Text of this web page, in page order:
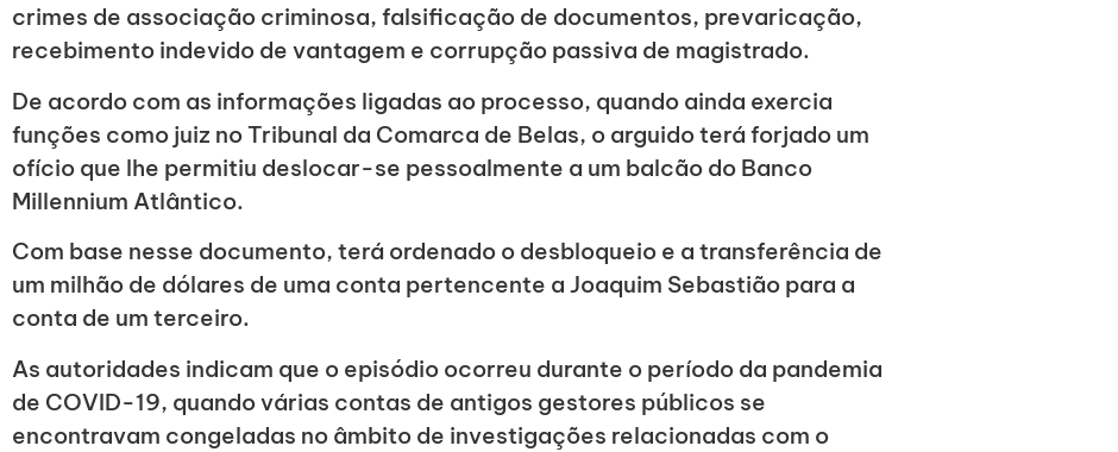
crimes de associação criminosa, falsificação de documentos, prevaricação,
recebimento indevido de vantagem e corrupção passiva de magistrado.
De acordo com as informações ligadas ao processo, quando ainda exercia
funções como juiz no Tribunal da Comarca de Belas, o arguido terá forjado um
ofício que lhe permitiu deslocar-se pessoalmente a um balcão do Banco
Millennium Atlântico.
Com base nesse documento, terá ordenado o desbloqueio e a transferência de
um milhão de dólares de uma conta pertencente a Joaquim Sebastião para a
conta de um terceiro.
As autoridades indicam que o episódio ocorreu durante o período da pandemia
de COVID-19, quando várias contas de antigos gestores públicos se
encontravam congeladas no âmbito de investigações relacionadas com o